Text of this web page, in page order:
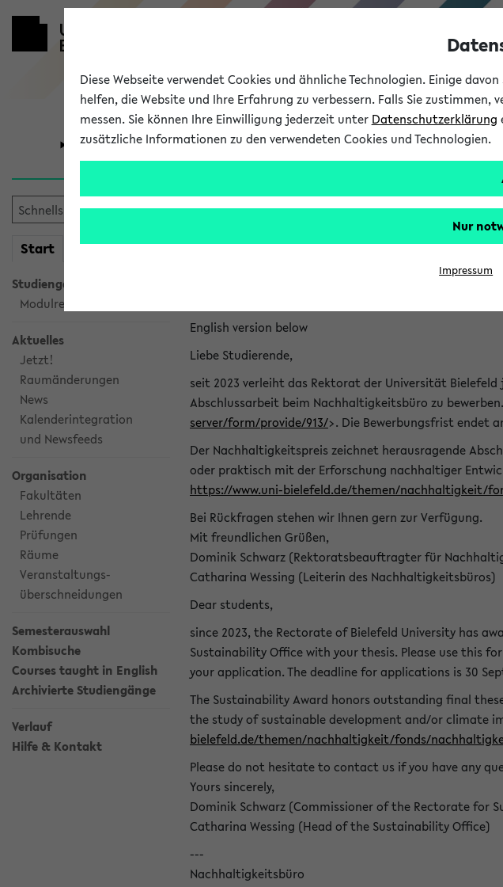
Universität Forschung Studium
Start meineKVV
Studiengangsauswahl
Modulrecherche
Aktuelles
Jetzt!
Raumänderungen
News
Kalenderintegration
und Newsfeeds
Organisation
Fakultäten
Lehrende
Prüfungen
Räume
Veranstaltungs-
überschneidungen
Semesterauswahl
Kombisuche
Courses taught in English
Archivierte Studiengänge
Verlauf
Hilfe & Kontakt
eKVV News
Nachhaltigkeitspreis 2026:
English version below
Liebe Studierende,
seit 2023 verleiht das Rektorat der Universität
Abschlussarbeit beim Nachhaltigkeitsbüro zu
server/form/provide/913/>. Die Bewerbungsfrist endet
Der Nachhaltigkeitspreis zeichnet herausragende
oder praktisch mit der Erforschung nachhaltiger
https://www.uni-bielefeld.de/themen/nachhaltigkeit/
Bei Rückfragen stehen wir Ihnen gern zur Verfügung.
Mit freundlichen Grüßen,
Dominik Schwarz (Rektoratsbeauftragter für
Catharina Wessing (Leiterin des Nachhaltigkeitsbüros)
Dear students,
since 2023, the Rectorate of Bielefeld University has
Sustainability Office with your thesis. Please use this
your application. The deadline for applications is 30
The Sustainability Award honors outstanding final
the study of sustainable development and/or climate
bielefeld.de/themen/nachhaltigkeit/fonds/
Please do not hesitate to contact us if you have any
Yours sincerely,
Dominik Schwarz (Commissioner of the Rectorate for
Catharina Wessing (Head of the Sustainability Office)
---
Nachhaltigkeitsbüro
Diese Webseite verwendet Cookies und ähnliche Technologien. Einige
helfen, die Website und Ihre Erfahrung zu verbessern. Falls Sie
messen. Sie können Ihre Einwilligung jederzeit unter Datenschutzerklärung
zusätzliche Informationen zu den verwendeten Cookies und Technologien.
Nur
Impressum